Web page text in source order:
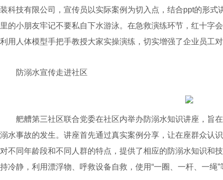
装科技有限公司，宣传员以实际案例为切入点，结合ppt的形式
里的小朋友牢记不要私自下水游泳。在急救演练环节，红十字
利用人体模型手把手教授大家实操演练，切实增强了企业员工
防溺水宣传走进社区
舥艚第三社区联合党委在社区内举办防溺水知识讲座，旨
溺水事故的发生。讲座首先通过真实案例分享，让在座群众认
对不同年龄段和不同人群的特点，提供了相应的防溺水知识和
持冷静，利用漂浮物、呼救设备自救，使用“一圈、一杆、一绳